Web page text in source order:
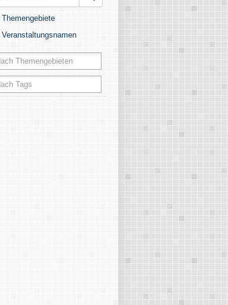
Themengebiete
Veranstaltungsnamen